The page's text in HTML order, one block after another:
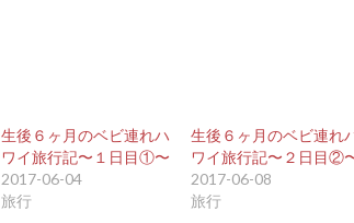
生後６ヶ月のベビ連れハ
ワイ旅行記〜１日目①〜
2017-06-04
旅行
生後６ヶ月のベビ連れ
ワイ旅行記〜２日目②
2017-06-08
旅行